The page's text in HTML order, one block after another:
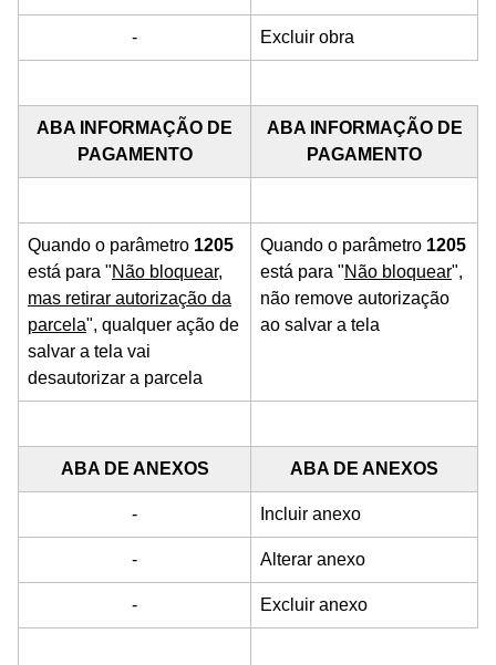
- Excluir obra
ABA INFORMAÇÃO DE
PAGAMENTO
ABA INFORMAÇÃO DE
PAGAMENTO
Quando o parâmetro 1205
está para "Não bloquear,
mas retirar autorização da
parcela", qualquer ação de
salvar a tela vai
desautorizar a parcela
Quando o parâmetro 1205
está para "Não bloquear",
não remove autorização
ao salvar a tela
ABA DE ANEXOS ABA DE ANEXOS
- Incluir anexo
- Alterar anexo
- Excluir anexo